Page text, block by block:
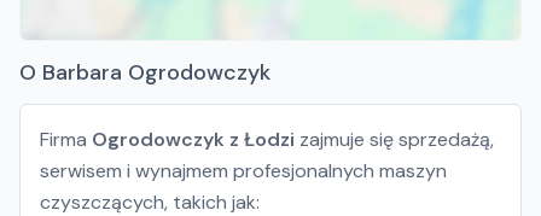
O Barbara Ogrodowczyk
Firma Ogrodowczyk z Łodzi zajmuje się sprzedażą,
serwisem i wynajmem profesjonalnych maszyn
czyszczących, takich jak: